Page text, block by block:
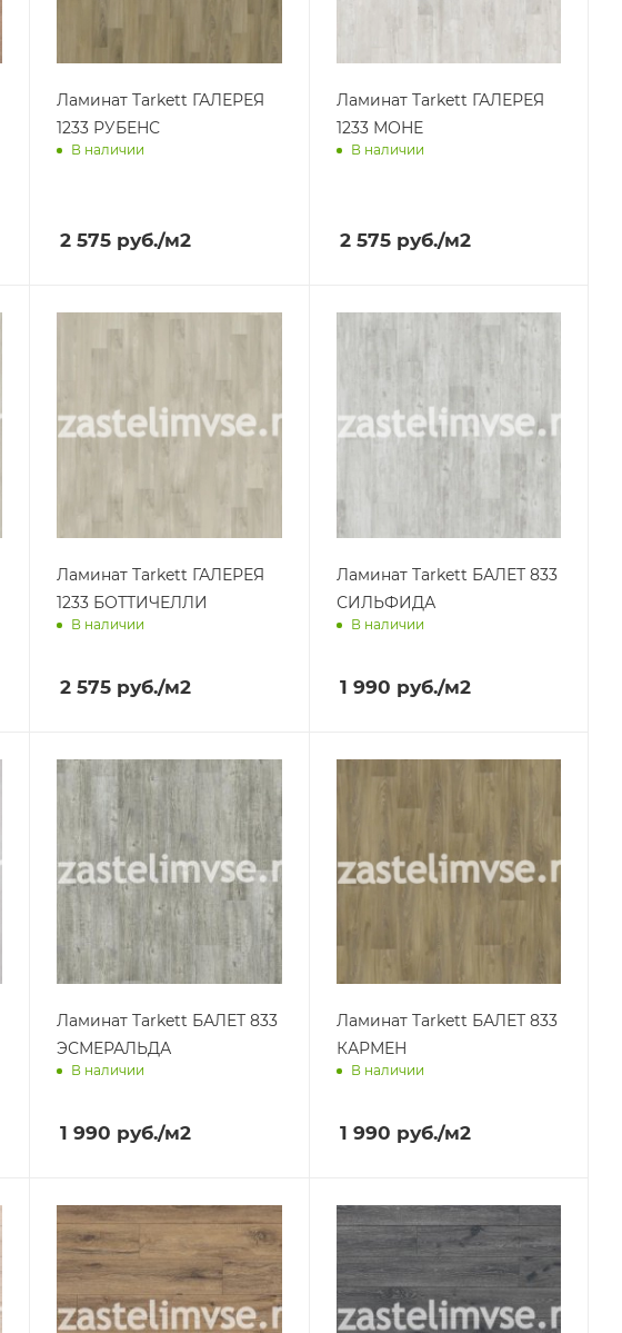
Ламинат Tarkett ГАЛЕРЕЯ
1233 РУБЕНС
В наличии
2 575 руб./м2
Ламинат Tarkett ГАЛЕРЕЯ
1233 МОНЕ
В наличии
2 575руб./м2
Ламинат Tarkett ГАЛЕРЕЯ
1233 БОТТИЧЕЛЛИ
В наличии
2 575 руб./м2
Ламинат Tarkett БАЛЕТ 833
СИЛЬФИДА
В наличии
1 990 руб./м2
Ламинат Tarkett БАЛЕТ 833
ЭСМЕРАЛЬДА
В наличии
1 990 руб./м2
Ламинат Tarkett БАЛЕТ 833
КАРМЕН
В наличии
1 990 руб./м2